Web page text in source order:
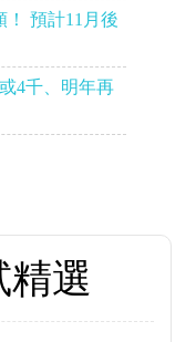
！ 預計11月後
4千、明年再
精選